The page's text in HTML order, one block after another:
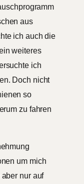
aus
ich auch die
weiteres
ich
Doch nicht
so
zu fahren
um mich
nur auf